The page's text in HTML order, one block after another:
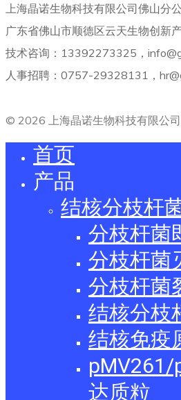
上海晶诺生物科技有限公司佛山分
广东省佛山市顺德区云天生物创新
技术咨询：13392273325，
人事招聘：0757-29328131，
© 2026 上海晶诺生物科技有限公司.
首页
产品
结核分枝杆
分枝杆菌
分枝杆菌
分枝杆菌
结核分枝
结核免疫
pMV261/
达质粒